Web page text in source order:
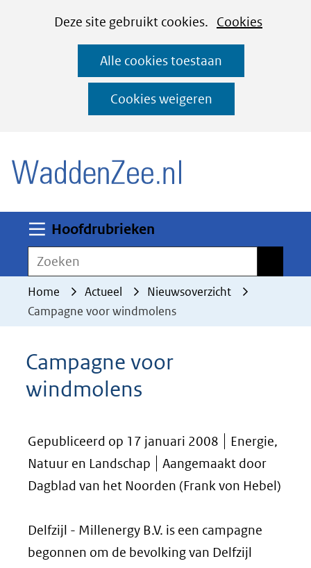
CookiesDeze site gebruikt cookies. Cookies
deze
worden
toegestaan
geweigerd.
Alle cookies toestaan
Cookies weigeren
Ga
naar
de
inhoud
Hoofdrubrieken
Zoeken
Home Actueel
Nieuwsoverzicht
Campagne voor windmolens
Campagne voor
windmolens
Gepubliceerd op 17 januari 2008
Energie,
Natuur en Landschap
Aangemaakt door
Dagblad van het Noorden (Frank von Hebel)
Delfzijl - Millenergy B.V. is een campagne
begonnen om de bevolking van Delfzijl